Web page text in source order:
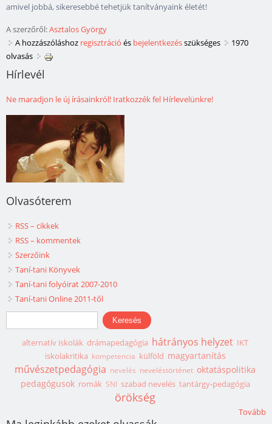
amivel jobbá, sikeresebbé tehetjük tanítványaink életét!
A szerzőről:Asztalos György
A hozzászóláshoz regisztráció és bejelentkezésszükséges
1970
olvasás
Hírlevél
Ne maradjon le új írásainkról! Iratkozzék fel Hírlevelünkre!
Olvasóterem
RSS – cikkek
RSS – kommentek
Szerzőink
Taní-tani Könyvek
Taní-tani folyóirat 2007-2010
Taní-tani Online 2011-től
Keresés űrlap
Keresés
alternatív iskolák drámapedagógia hátrányos helyzet IKT
iskolakritika kompetencia külföld magyartanítás
művészetpedagógia nevelés neveléstörténet oktatáspolitika
pedagógusok romák SNI szabad nevelés tantárgy-pedagógia
örökség
Tovább